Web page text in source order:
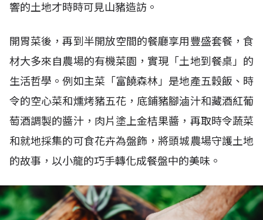
響的土地才時時可見山豬造訪。
開胃菜後，再到半開放空間的餐廳享用豐盛套餐，食
材大多來自農場的有機菜園，實現「土地到餐桌」的
生活哲學。例如主菜「富饒森林」是地產五穀飯、時
令的空心菜和燻烤豬五花，底鋪豬腳滷汁和藏酒紅葡
萄酒調製的醬汁，肉片塗上金桔果醬，再取時令蔬菜
和就地採集的可食花卉為盤飾，將頭城農場守護土地
的故事，以小龍的巧手轉化成餐盤中的美味。